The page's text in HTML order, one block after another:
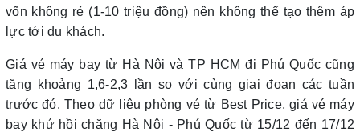
vốn không rẻ (1-10 triệu đồng) nên không thể tạo thêm áp
lực tới du khách.
Giá vé máy bay từ Hà Nội và TP HCM đi Phú Quốc cũng
tăng khoảng 1,6-2,3 lần so với cùng giai đoạn các tuần
trước đó. Theo dữ liệu phòng vé từ Best Price, giá vé máy
bay khứ hồi chặng Hà Nội - Phú Quốc từ 15/12 đến 17/12